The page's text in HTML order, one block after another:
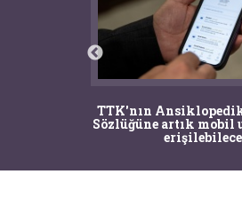
TTK'nın
Sözlüğüne artık mobil